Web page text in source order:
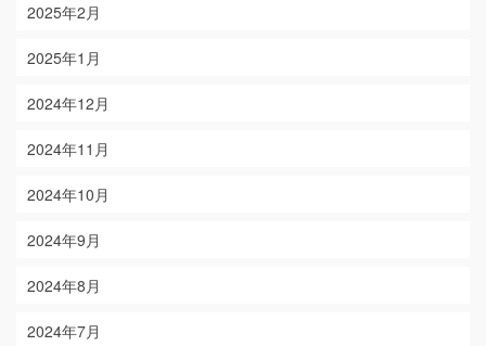
2025年2月
2025年1月
2024年12月
2024年11月
2024年10月
2024年9月
2024年8月
2024年7月